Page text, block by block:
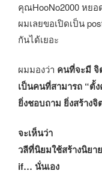
with
Rama
อวตาร)”
คุณHooNo2000 หยอ
ผมเลยขอเปิดเป็น
กันได้เยอะ
ผมมองว่า คนที่จะมี จิ
เป็นคนที่สามารถ “ตั้
ยิ่งชอบถาม ยิ่งสร้าง
จะเห็นว่า
วลีที่นิยมใช้สร้างนิย
if… นั่นเอง